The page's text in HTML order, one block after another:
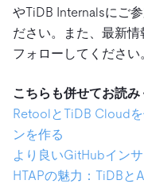
やTiDB Internalsにご
ださい。また、最新情
フォローしてください
こちらも併せてお読み
RetoolとTiDB Cloud
ンを作る
より良いGitHubイン
HTAPの魅力：TiDBと